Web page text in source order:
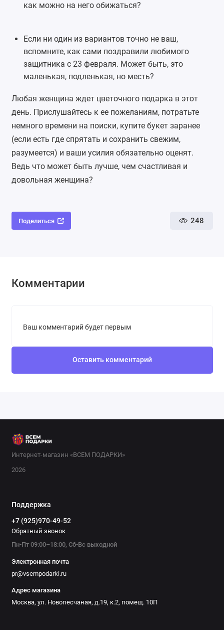
как можно на него обижаться?
Если ни один из вариантов точно не ваш,
вспомните, как сами поздравили любимого
защитника с 23 февраля. Может быть, это
маленькая, подленькая, но месть?
Любая женщина ждет цветочного подарка в этот
день. Прислушайтесь к ее пожеланиям, потратьте
немного времени на поиски, купите букет заранее
(если есть где спрятать и сохранить свежим,
разумеется) и ваши усилия обязательно оценят.
Ведь что может быть лучше, чем счастливая и
довольная женщина?
Поделиться 248
Комментарии
Ваш комментарий будет первым
Оставить комментарий
Интернет-магазин «ВСЕМ ПОДАРКИ»
2026
Поддержка
+7 (925)970-49-52
Обратный звонок
Пн-Пт 09:00–18:00, Сб-Вс выходной
Электронная почта
pr@vsempodarki.ru
Адрес магазина
Москва, ул. Новопесчаная, д.19, к.2, помещ. 10П